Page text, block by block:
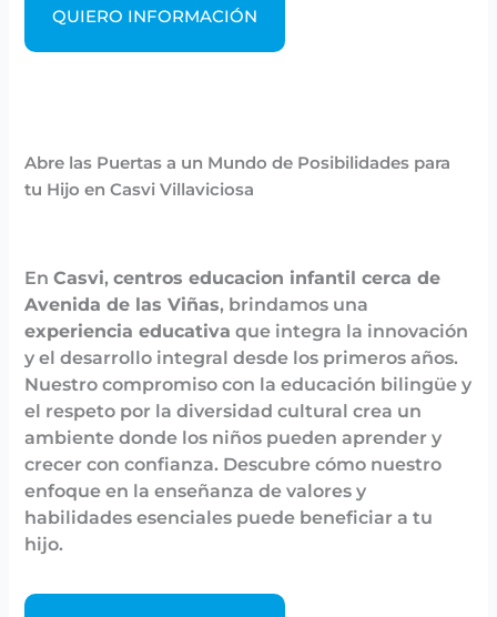
QUIERO INFORMACIÓN
Abre las Puertas a un Mundo de Posibilidades para
tu Hijo en Casvi Villaviciosa
EnCasvi,centros educacion infantil cerca de
Avenida de las Viñas, brindamos una
experiencia educativa que integra la innovación
y el desarrollo integral desde los primeros años.
Nuestro compromiso con la educación bilingüe y
el respeto por la diversidad cultural crea un
ambiente donde los niños pueden aprender y
crecer con confianza. Descubre cómo nuestro
enfoque en la enseñanza de valores y
habilidades esenciales puede beneficiar a tu
hijo.